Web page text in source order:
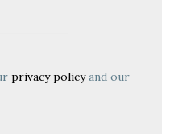
privacy policyand our